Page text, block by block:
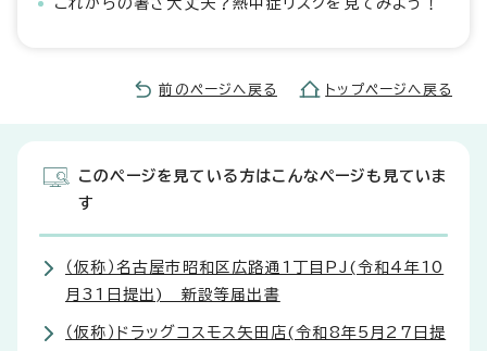
これからの暑さ大丈夫？熱中症リスクを見てみよう！
前のページへ戻る トップページへ戻る
このページを見ている方はこんなページも見ていま
す
（仮称）名古屋市昭和区広路通1丁目PJ(令和4年10
月31日提出) 新設等届出書
（仮称）ドラッグコスモス矢田店(令和8年5月27日提